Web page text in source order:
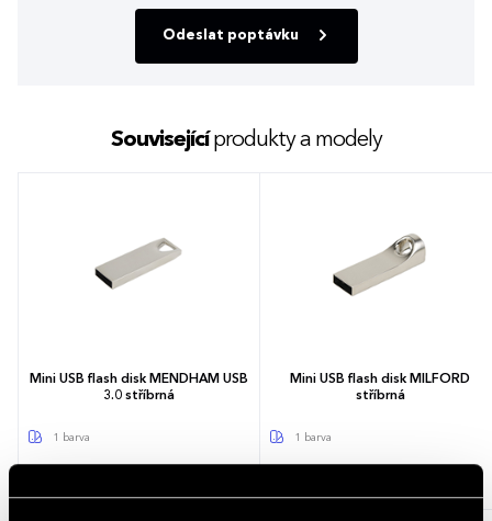
Odeslat poptávku
Souvisejícíprodukty a modely
Mini USB flash disk MENDHAM USB
3.0 stříbrná
1 barva
Mini USB flash disk MILFORD
stříbrná
1 barva